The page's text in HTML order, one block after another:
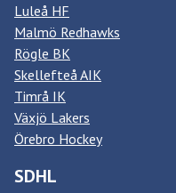
Luleå HF
Malmö Redhawks
Rögle BK
Skellefteå AIK
Timrå IK
Växjö Lakers
Örebro Hockey
SDHL